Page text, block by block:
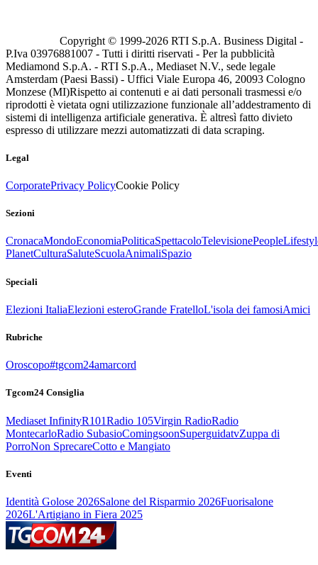
Copyright © 1999-2026 RTI S.p.A. Business Digital -
P.Iva 03976881007 - Tutti i diritti riservati - Per la pubblicità
Mediamond S.p.A. - RTI S.p.A., Mediaset N.V., sede legale
Amsterdam (Paesi Bassi) - Uffici Viale Europa 46, 20093 Cologno
Monzese (MI)Rispetto ai contenuti e ai dati personali trasmessi e/o
riprodotti è vietata ogni utilizzazione funzionale all’addestramento di
sistemi di intelligenza artificiale generativa. È altresì fatto divieto
espresso di utilizzare mezzi automatizzati di data scraping.
Legal
CorporatePrivacy PolicyCookie Policy
Sezioni
CronacaMondoEconomiaPoliticaSpettacoloTelevisionePeople
PlanetCulturaSaluteScuolaAnimaliSpazio
Speciali
Elezioni ItaliaElezioni esteroGrande FratelloL'isola dei famosiAmici
Rubriche
Oroscopo#tgcom24amarcord
Tgcom24 Consiglia
Mediaset InfinityR101Radio 105Virgin RadioRadio
MontecarloRadio SubasioComingsoonSuperguidatvZuppa di
PorroNon SprecareCotto e Mangiato
Eventi
Identità Golose 2026Salone del Risparmio 2026Fuorisalone
2026L'Artigiano in Fiera 2025